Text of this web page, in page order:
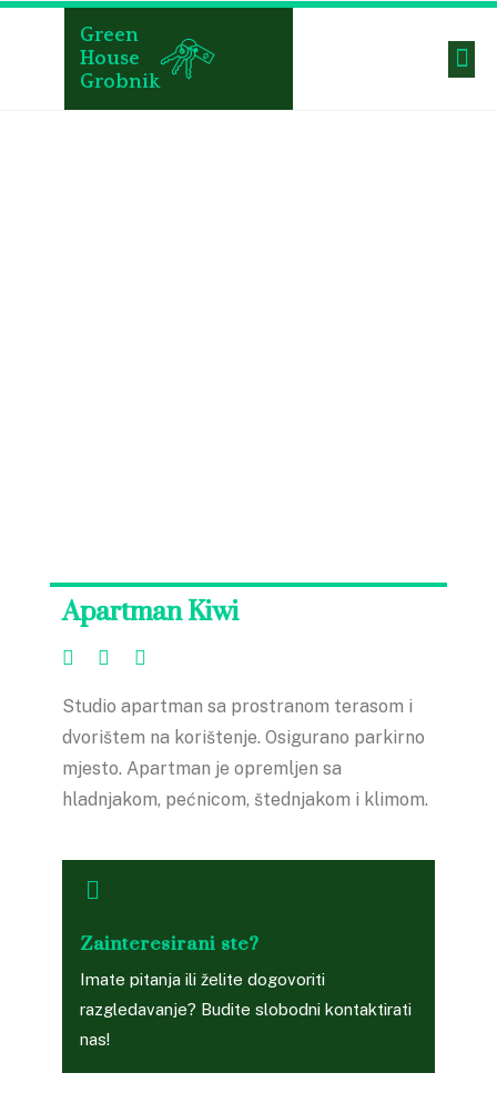
Green
House
Grobnik
Apartman Kiwi
Studio apartman sa prostranom terasom i
dvorištem na korištenje. Osigurano parkirno
mjesto. Apartman je opremljen sa
hladnjakom, pećnicom, štednjakom i klimom.
Zainteresirani ste?
Imate pitanja ili želite dogovoriti
razgledavanje? Budite slobodni kontaktirati
nas!